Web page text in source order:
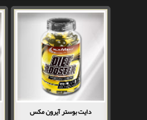
دایت بوستر آیرون مکس